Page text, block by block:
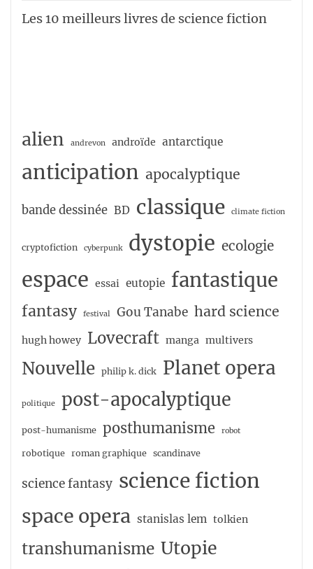
Les 10 meilleurs livres de science fiction
alien andrevon androïde antarctique
anticipation apocalyptique
bande dessinée BD classique climate fiction
cryptofiction cyberpunk dystopie ecologie
espace essai eutopie fantastique
fantasy festival Gou Tanabe hard science
hugh howey Lovecraft manga multivers
Nouvelle philip k. dick Planet opera
politique post-apocalyptique
post-humanisme posthumanisme robot
robotique roman graphique scandinave
science fantasy science fiction
space opera stanislas lem tolkien
transhumanisme Utopie